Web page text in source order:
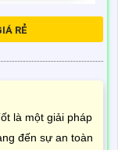
RẺ
là một giải pháp
đến sự an toàn